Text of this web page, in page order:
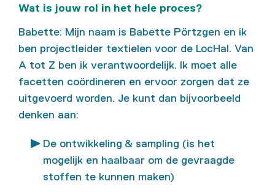
Wat is jouw rol in het hele proces?
Babette: Mijn naam is Babette Pörtzgen en ik
ben projectleider textielen voor de LocHal. Van
A tot Z ben ik verantwoordelijk. Ik moet alle
facetten coördineren en ervoor zorgen dat ze
uitgevoerd worden. Je kunt dan bijvoorbeeld
denken aan:
De ontwikkeling & sampling (is het
mogelijk en haalbaar om de gevraagde
stoffen te kunnen maken)